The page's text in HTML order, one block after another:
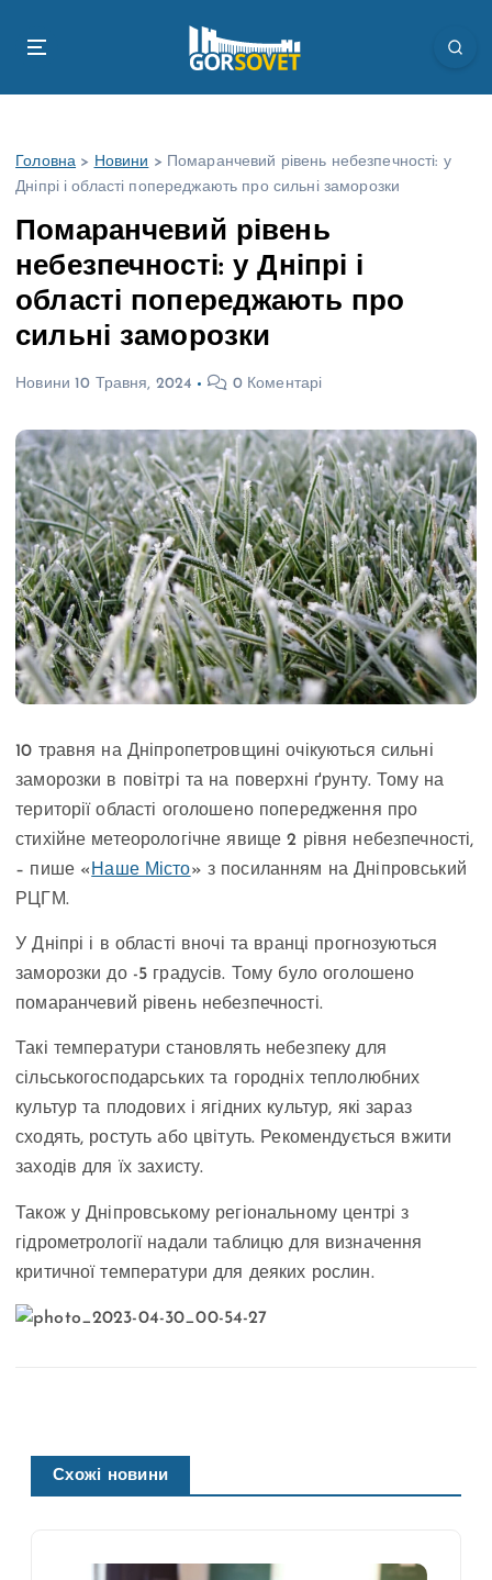
Головна > Новини >
Помаранчевий рівень небезпечності: у
Дніпрі і області попереджають про сильні заморозки
Помаранчевий рівень
небезпечності: у Дніпрі і
області попереджають про
сильні заморозки
Новини 10 Травня, 2024 0 Коментарі
10 травня на Дніпропетровщині очікуються сильні
заморозки в повітрі та на поверхні ґрунту. Тому на
території області оголошено попередження про
стихійне метеорологічне явище 2 рівня небезпечності,
– пише «Наше Місто» з посиланням на Дніпровський
РЦГМ.
У Дніпрі і в області вночі та вранці прогнозуються
заморозки до -5 градусів. Тому було оголошено
помаранчевий рівень небезпечності.
Такі температури становлять небезпеку для
сільськогосподарських та городніх теплолюбних
культур та плодових і ягідних культур, які зараз
сходять, ростуть або цвітуть. Рекомендується вжити
заходів для їх захисту.
Також у Дніпровському регіональному центрі з
гідрометрології надали таблицю для визначення
критичної температури для деяких рослин.
Схожі новини